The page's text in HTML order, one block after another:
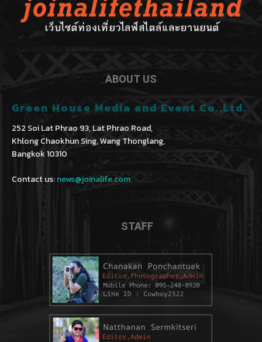
ABOUT US
Green House Media and Event Co.,Ltd.
252 Soi Lat Phrao 93, Lat Phrao Road,
Khlong Chaokhun Sing, Wang Thonglang,
Bangkok 10310
Contact us:news@joinalife.com
STAFF